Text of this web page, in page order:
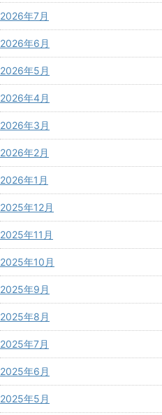
2026年7月
2026年6月
2026年5月
2026年4月
2026年3月
2026年2月
2026年1月
2025年12月
2025年11月
2025年10月
2025年9月
2025年8月
2025年7月
2025年6月
2025年5月